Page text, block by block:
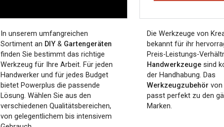
In unserem umfangreichen
Sortiment an DIY & Gartengeräten
finden Sie bestimmt das richtige
Werkzeug für Ihre Arbeit. Für jeden
Handwerker und für jedes Budget
bietet Powerplus die passende
Lösung. Wählen Sie aus den
verschiedenen Qualitätsbereichen,
von gelegentlichem bis intensivem
Die Werkzeuge von
bekannt für ihr
Preis-Leistungs-
Handwerkzeuge sind
der Handhabung. Das
Werkzeugzubehör
passt perfekt zu den
Marken.